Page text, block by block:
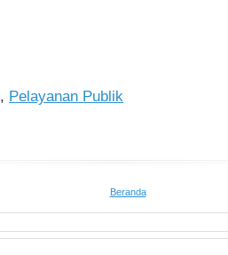
, Pelayanan Publik
Beranda